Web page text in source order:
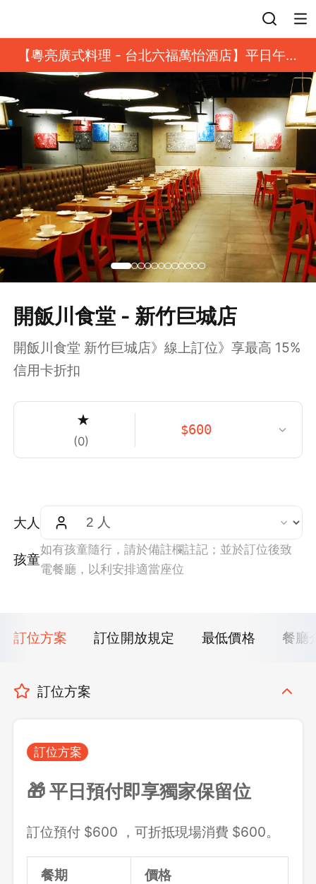
【粵亮廣式料理 - 台北六福萬怡酒店】平日午餐
8 折起｜靓港點套餐
開飯川食堂 - 新竹巨城店
開飯川食堂 新竹巨城店》線上訂位》享最高 15%
信用卡折扣
★
(0)
$600
大人
孩童
如有孩童隨行，請於備註欄註記；並於訂位後致
電餐廳，以利安排適當座位
訂位方案 訂位開放規定 最低價格 餐廳
訂位方案
訂位方案
🎁 平日預付即享獨家保留位
訂位預付 $600 ，可折抵現場消費 $600。
餐期 價格